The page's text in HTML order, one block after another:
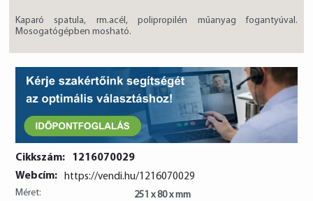
Kaparó spatula, rm.acél, polipropilén műanyag fogantyúval.
Mosogatógépben mosható.
Cikkszám:
1216070029
Webcím:
https://vendi.hu/1216070029
Méret:
251 x 80 x mm